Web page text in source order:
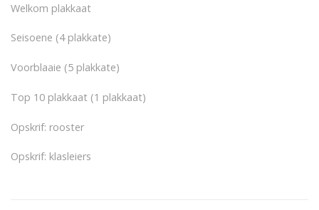
Welkom plakkaat
Seisoene (4 plakkate)
Voorblaaie (5 plakkate)
Top 10 plakkaat (1 plakkaat)
Opskrif: rooster
Opskrif: klasleiers